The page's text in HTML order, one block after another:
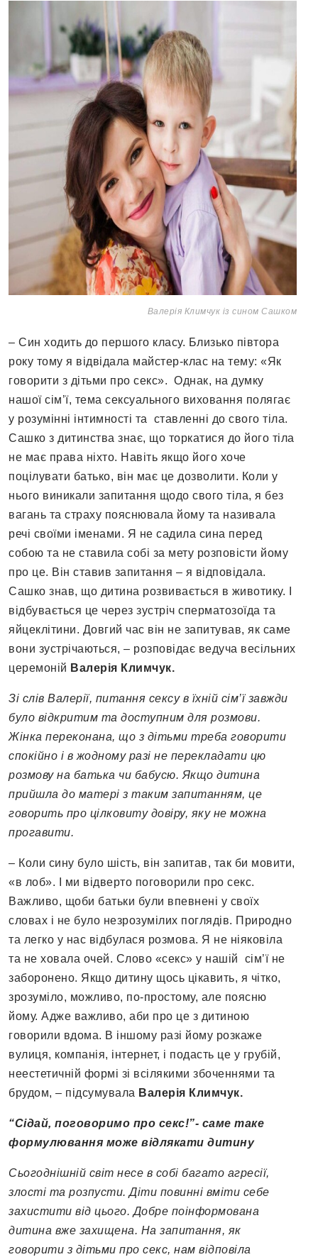
Валерія Климчук із сином Сашком
– Син ходить до першого класу. Близько півтора
року тому я відвідала майстер-клас на тему: «Як
говорити з дітьми про секс». Однак, на думку
нашої сім’ї, тема сексуального виховання полягає
у розумінні інтимності та ставленні до свого тіла.
Сашко з дитинства знає, що торкатися до його тіла
не має права ніхто. Навіть якщо його хоче
поцілувати батько, він має це дозволити. Коли у
нього виникали запитання щодо свого тіла, я без
вагань та страху пояснювала йому та називала
речі своїми іменами. Я не садила сина перед
собою та не ставила собі за мету розповісти йому
про це. Він ставив запитання – я відповідала.
Сашко знав, що дитина розвивається в животику. І
відбувається це через зустріч сперматозоїда та
яйцеклітини. Довгий час він не запитував, як саме
вони зустрічаються, – розповідає ведуча весільних
церемоній Валерія Климчук.
Зі слів Валерії, питання сексу в їхній сім’ї завжди
було відкритим та доступним для розмови.
Жінка переконана, що з дітьми треба говорити
спокійно і в жодному разі не перекладати цю
розмову на батька чи бабусю. Якщо дитина
прийшла до матері з таким запитанням, це
говорить про цілковиту довіру, яку не можна
прогавити.
– Коли сину було шість, він запитав, так би мовити,
«в лоб». І ми відверто поговорили про секс.
Важливо, щоби батьки були впевнені у своїх
словах і не було незрозумілих поглядів. Природно
та легко у нас відбулася розмова. Я не ніяковіла
та не ховала очей. Слово «секс» у нашій сім’ї не
заборонено. Якщо дитину щось цікавить, я чітко,
зрозуміло, можливо, по-простому, але поясню
йому. Адже важливо, аби про це з дитиною
говорили вдома. В іншому разі йому розкаже
вулиця, компанія, інтернет, і подасть це у грубій,
неестетичній формі зі всілякими збоченнями та
брудом, – підсумувала Валерія Климчук.
“Сідай, поговоримо про секс!”- саме таке
формулювання може відлякати дитину
Сьогоднішній світ несе в собі багато агресії,
злості та розпусти. Діти повинні вміти себе
захистити від цього. Добре поінформована
дитина вже захищена. На запитання, як
говорити з дітьми про секс, нам відповіла